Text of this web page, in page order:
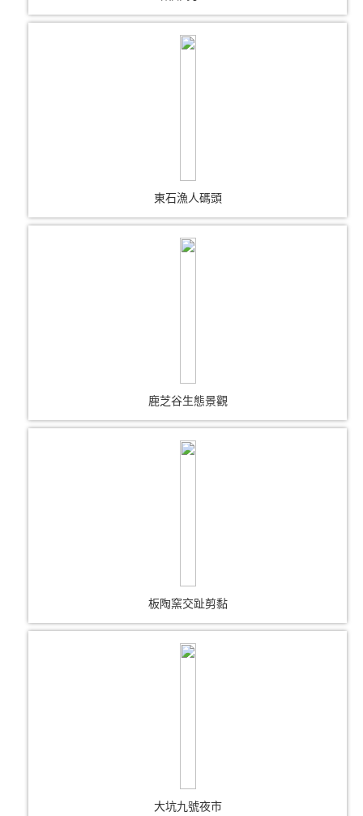
東石漁人碼頭
鹿芝谷生態景觀
板陶窯交趾剪黏
大坑九號夜市